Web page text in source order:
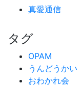
真愛通信
タグ
OPAM
うんどうかい
おわかれ会